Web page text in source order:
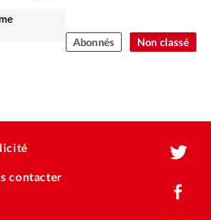
Non classé
Abonnés
contacter